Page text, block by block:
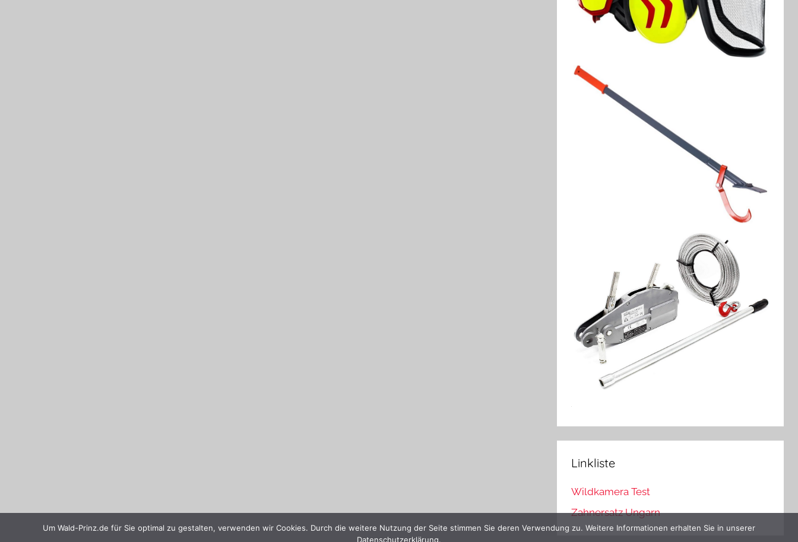
Linkliste
Wildkamera Test
Zahnersatz Ungarn
Um Wald-Prinz.de für Sie optimal zu gestalten, verwenden wir Cookies. Durch die weitere Nutzung der Seite stimmen Sie deren Verwendung zu. Weitere Informationen erhalten Sie in unserer
Datenschutzerklärung.